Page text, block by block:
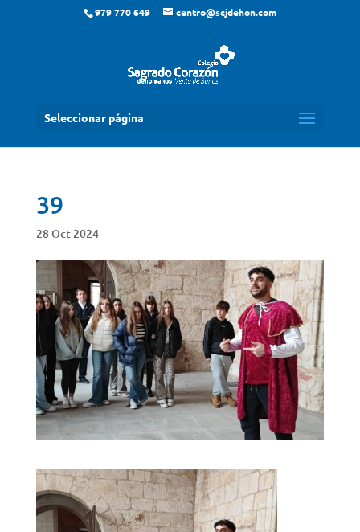
979 770 649 centro@scjdehon.com
Seleccionar página
39
28 Oct 2024